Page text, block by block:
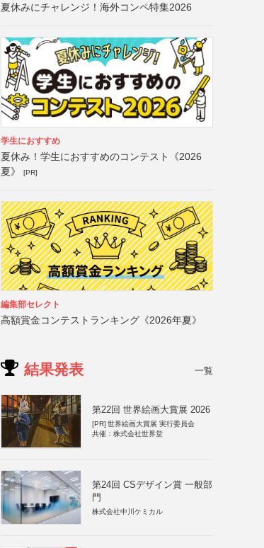
夏休みにチャレンジ！海外コンペ特集2026
学生におすすめ
夏休み！学生におすすめのコンテスト《2026
夏》
[PR]
編集部セレクト
高額賞金コンテストランキング《2026年夏》
結果発表 一覧
第22回 世界絵画大賞展 2026
[PR] 世界絵画大賞展 実行委員会
共催：株式会社世界堂
第24回 CSデザイン賞 一般部
門
株式会社中川ケミカル